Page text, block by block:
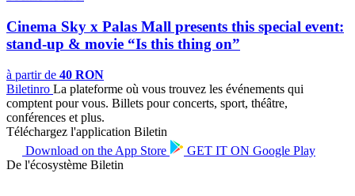
Cinema Sky x Palas Mall presents this special event:
stand-up & movie “Is this thing on”
à partir de 40 RON
Biletinro La plateforme où vous trouvez les événements qui
comptent pour vous. Billets pour concerts, sport, théâtre,
conférences et plus.
Téléchargez l'application Biletin
Download on the App Store GET IT ON Google Play
De l'écosystème Biletin